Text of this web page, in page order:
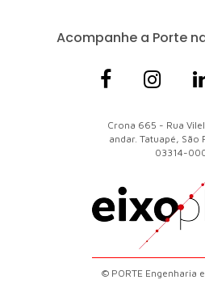
Acompanhe a Porte
Crona 665 - Rua
andar. Tatuapé, São
03314-
© PORTE Engenharia